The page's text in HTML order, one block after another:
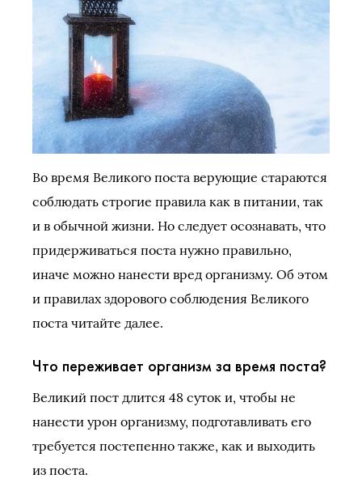
Во время Великого поста верующие стараются
соблюдать строгие правила как в питании, так
и в обычной жизни. Но следует осознавать, что
придерживаться поста нужно правильно,
иначе можно нанести вред организму. Об этом
и правилах здорового соблюдения Великого
поста читайте далее.
Что переживает организм за время поста?
Великий пост длится 48 суток и, чтобы не
нанести урон организму, подготавливать его
требуется постепенно также, как и выходить
из поста.